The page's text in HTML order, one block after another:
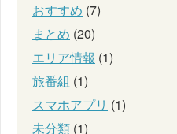
おすすめ (7)
まとめ (20)
エリア情報 (1)
旅番組 (1)
スマホアプリ (1)
未分類 (1)